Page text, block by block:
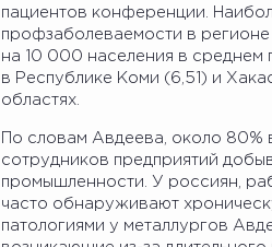
пациентов конференции.
профзаболеваемости в
на 10 000 населения в
в Республике Коми (6,51) и
областях.
По словам Авдеева, около 80%
сотрудников предприятий
промышленности. У россиян,
часто обнаруживают
патологиями у металлургов